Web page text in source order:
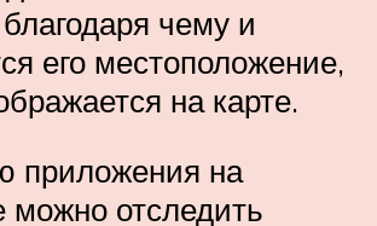
чему и
его местоположение,
на карте.
приложения на
можно отследить